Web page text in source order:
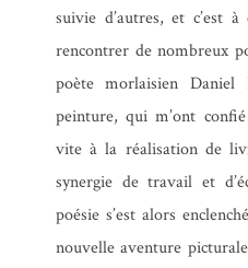
suivie d’autres, et c’est
rencontrer de nombreux
poète morlaisien
peinture, qui m’ont
vite à la réalisation de
synergie de travail et
poésie s’est alors
nouvelle aventure